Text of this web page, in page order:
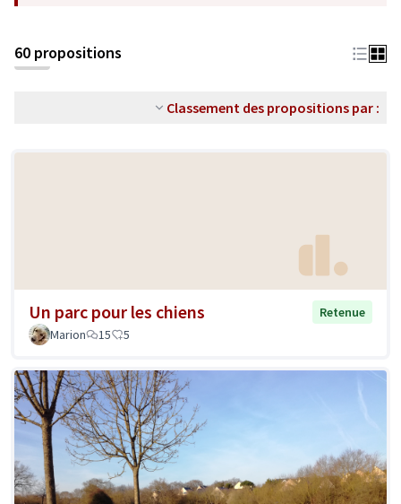
60 propositions
Classement des propositions par :
Un parc pour les chiens
Retenue
Marion
15 5